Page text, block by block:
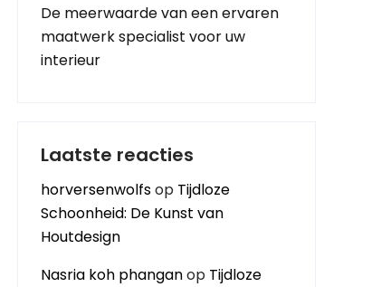
De meerwaarde van een ervaren
maatwerk specialist voor uw
interieur
Laatste reacties
horversenwolfsop Tijdloze
Schoonheid: De Kunst van
Houtdesign
Nasria koh phanganop Tijdloze